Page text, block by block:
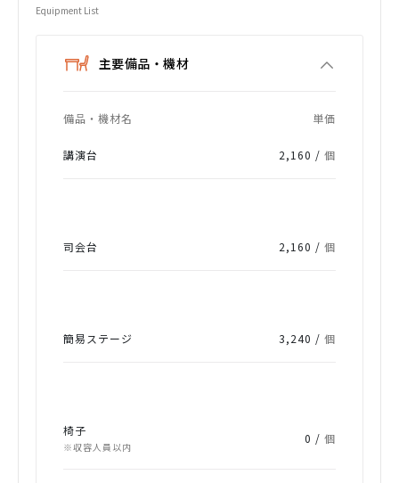
Equipment List
主要備品・機材
備品・機材名 単価
講演台 2,160 /個
司会台 2,160 /個
簡易ステージ 3,240 /個
椅子
※収容人員以内
0 /個